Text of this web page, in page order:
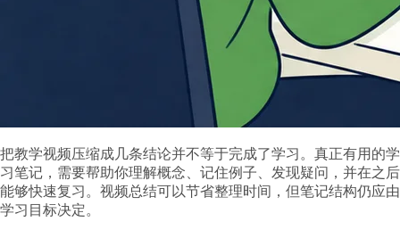
把教学视频压缩成几条结论并不等于完成了学习。真正有用的学
习笔记，需要帮助你理解概念、记住例子、发现疑问，并在之后
能够快速复习。视频总结可以节省整理时间，但笔记结构仍应由
学习目标决定。